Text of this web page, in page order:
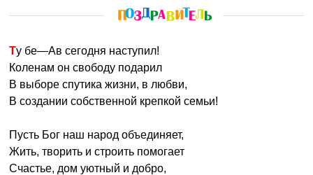
Ту бе—Ав сегодня наступил!
Коленам он свободу подарил
В выборе спутика жизни, в любви,
В создании собственной крепкой семьи!
Пусть Бог наш народ объединяет,
Жить, творить и строить помогает
Счастье, дом уютный и добро,